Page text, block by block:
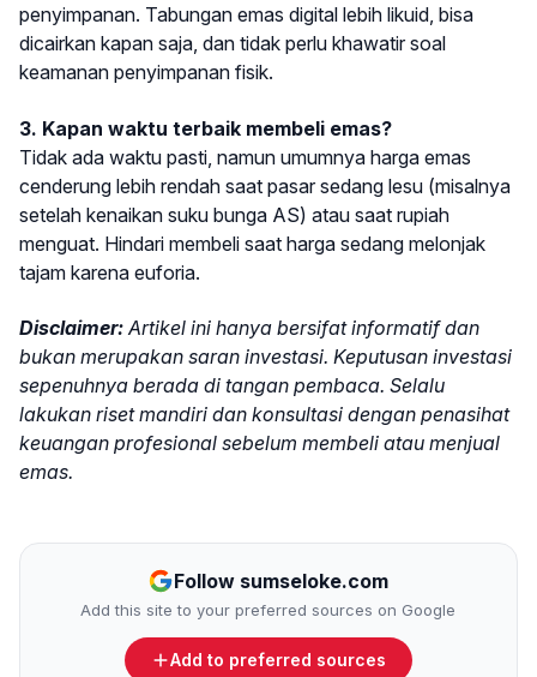
penyimpanan. Tabungan emas digital lebih likuid, bisa
dicairkan kapan saja, dan tidak perlu khawatir soal
keamanan penyimpanan fisik.
3. Kapan waktu terbaik membeli emas?
Tidak ada waktu pasti, namun umumnya harga emas
cenderung lebih rendah saat pasar sedang lesu (misalnya
setelah kenaikan suku bunga AS) atau saat rupiah
menguat. Hindari membeli saat harga sedang melonjak
tajam karena euforia.
Disclaimer:Artikel ini hanya bersifat informatif dan
bukan merupakan saran investasi. Keputusan investasi
sepenuhnya berada di tangan pembaca. Selalu
lakukan riset mandiri dan konsultasi dengan penasihat
keuangan profesional sebelum membeli atau menjual
emas.
Follow sumseloke.com
Add this site to your preferred sources on Google
Add to preferred sources